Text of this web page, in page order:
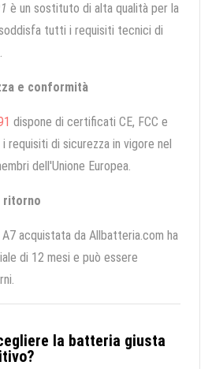
è un sostituto di alta qualità per la
tutti i requisiti tecnici di
e conformità
dispone di certificati CE, FCC e
requisiti di sicurezza in vigore nel
dell'Unione Europea.
ritorno
acquistata da Allbatteria.com ha
di 12 mesi e può essere
la batteria giusta